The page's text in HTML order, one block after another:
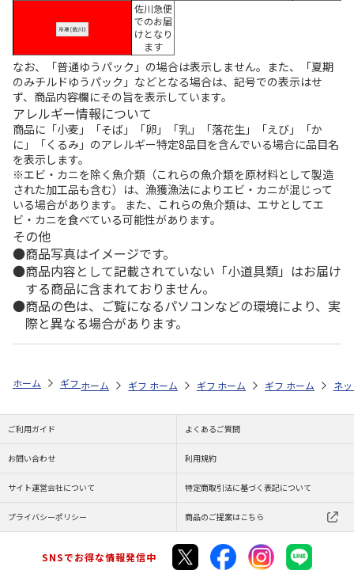
佐川急便
でのお届
けとなり
ます
なお、「普通ゆうパック」の場合は表示しません。また、「夏期
のみチルドゆうパック」などとなる場合は、記号での表示はせ
ず、商品内容欄にその旨を表示しています。
アレルギー情報について
商品に「小麦」「そば」「卵」「乳」「落花生」「えび」「か
に」「くるみ」のアレルギー特定8品目を含んでいる場合に品目名
を表示します。
※エビ・カニを除く魚介類（これらの魚介類を原材料として製造
された加工品も含む）は、漁獲漁法によりエビ・カニが混じって
いる場合があります。 また、これらの魚介類は、エサとしてエ
ビ・カニを食べている可能性があります。
その他
商品写真はイメージです。
商品内容として記載されていない「小道具類」はお届け
する商品に含まれておりません。
商品の色は、ご覧になるパソコンなどの環境により、実
際と異なる場合があります。
ホーム ギフトストア お中元・夏ギフト特集 2026 お菓子・スイーツ
ホーム ギフトストア お中元・夏ギフト特集 2026
ホーム ギフトストア お中元・夏ギフト
ホーム ギフトストア お
ホーム ネ
ご利用ガイド よくあるご質問
お問い合わせ 利用規約
サイト運営会社について 特定商取引法に基づく表記について
プライバシーポリシー 商品のご提案はこちら
SNSでお得な情報発信中